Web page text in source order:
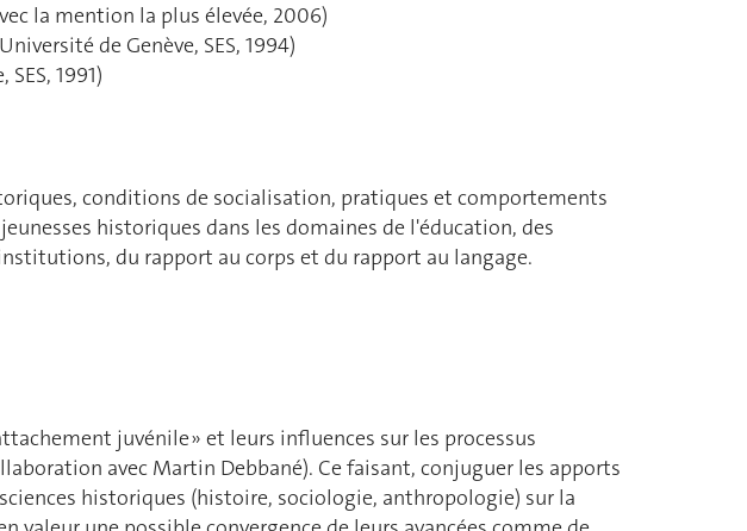
la mention la plus élevée, 2006)
de Genève, SES, 1994)
1991)
conditions de socialisation, pratiques et comportements
historiques dans les domaines de l'éducation, des
du rapport au corps et du rapport au langage.
juvénile » et leurs influences sur les processus
avec Martin Debbané). Ce faisant, conjuguer les apports
historiques (histoire, sociologie, anthropologie) sur la